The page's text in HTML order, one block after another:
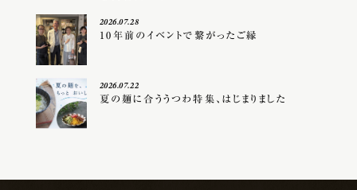
2026.07.28
10年前のイベントで繋がったご縁
2026.07.22
夏の麺に合ううつわ特集、はじまりました